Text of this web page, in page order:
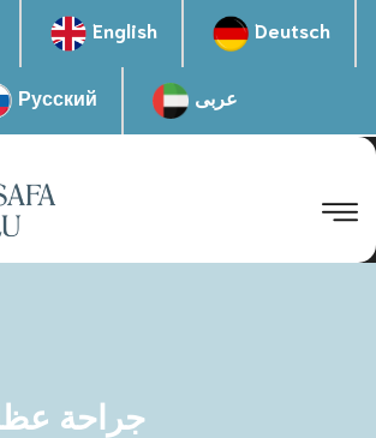
English Deutsch
Русский عربى
جراحة